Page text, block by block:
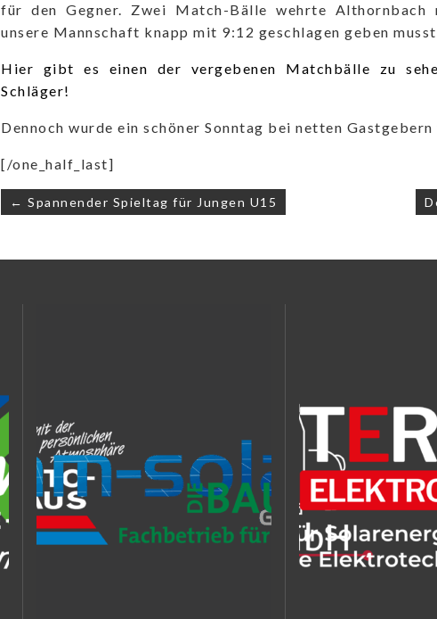
für den Gegner. Zwei Match-Bälle wehrte
unsere Mannschaft knapp mit 9:12 geschlagen geben
Hier gibt es einen der vergebenen Matchbälle zu
Schläger!
Dennoch wurde ein schöner Sonntag bei netten
[/one_half_last]
Beitragsnavigation
← Spannender Spieltag für Jungen U15